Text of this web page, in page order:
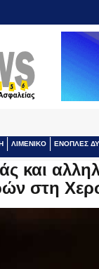
ΛΙΜΕΝΙΚΟ ΕΝΟΠΛΕΣ
και
στη